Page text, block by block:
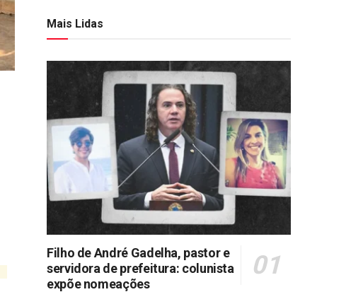
Mais Lidas
Filho de André Gadelha, pastor e
servidora de prefeitura: colunista
expõe nomeações